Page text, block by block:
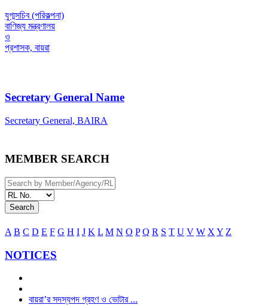
যুগ্মসচিব (পরিকল্পনা)
বাণিজ্য মন্ত্রণালয়
ও
প্রশাসক, বায়রা
Secretary General Name
Secretary General, BAIRA
MEMBER SEARCH
Search
A B C D E F G H I J K L M N O P Q R S T U V W X Y Z
NOTICES
বায়রা’র সদস্যপদ গ্রহণ ও ভোটার ...